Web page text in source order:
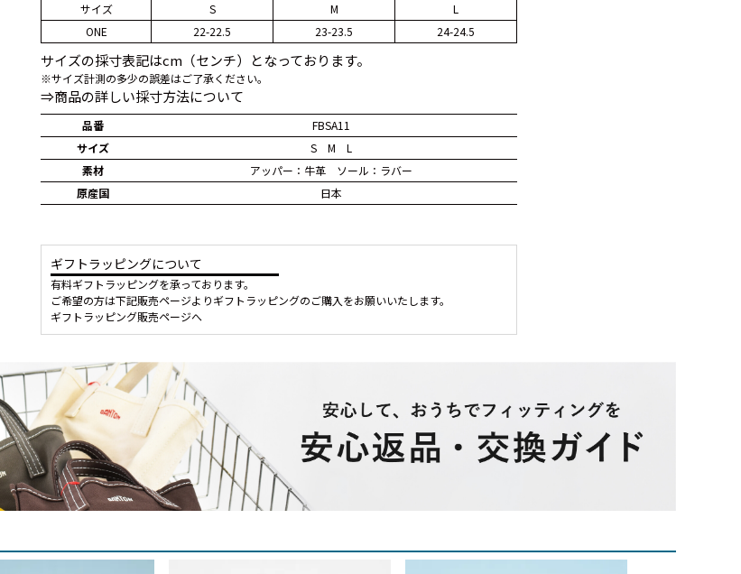
サイズ S M
L
ONE
22-22.5 23-23.5 24-24.5
サイズの採寸表記はcm（センチ）となっております。
※サイズ計測の多少の誤差はご了承ください。
⇒商品の詳しい採寸方法について
品番
FBSA11
サイズ
S M L
素材
アッパー：牛革 ソール：ラバー
原産国
日本
ギフトラッピングについて
有料ギフトラッピングを承っております。
ご希望の方は下記販売ページよりギフトラッピングのご購入をお願いいたします。
ギフトラッピング販売ページへ